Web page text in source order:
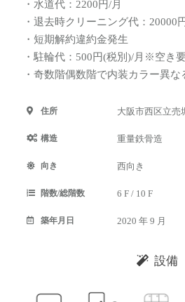
・水道代：2200円/月
・退去時クリーニング代：20000
・短期解約違約金発生
・駐輪代：500円(税別)/月※空き
・奇数階偶数階で内装カラー異な
住所 大阪市西区立売
構造 重量鉄骨造
向き 西向き
階数/総階数 6 F / 10 F
築年月日 2020 年 9 月
設備